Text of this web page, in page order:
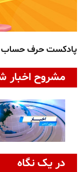
پادکست حرف حساب
مشروح اخبار
در یک نگاه